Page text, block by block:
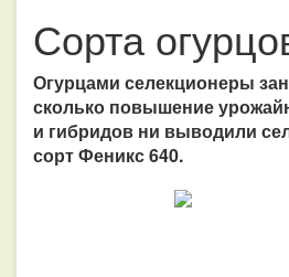
Сорта
Огурцами селекционеры
сколько повышение
и гибридов ни выводили
сорт Феникс 640.